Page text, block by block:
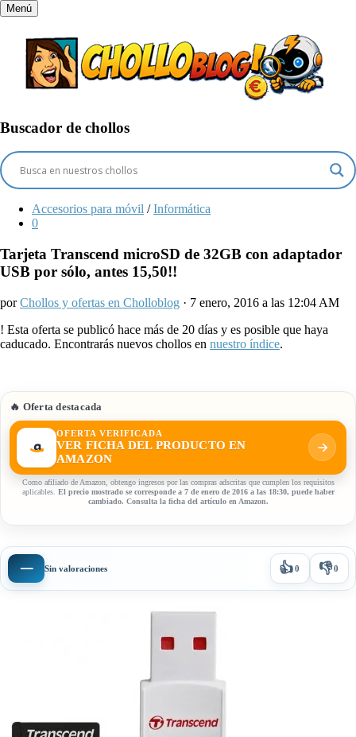
Menú
Buscador de chollos
Accesorios para móvil / Informática
0
Tarjeta Transcend microSD de 32GB con adaptador
USB por sólo, antes 15,50!!
porChollos y ofertas en Cholloblog · 7 enero, 2016 a las 12:04 AM
! Esta oferta se publicó hace más de 20 días y es posible que haya
caducado. Encontrarás nuevos chollos en nuestro índice.
🔥 Oferta destacada
OFERTA VERIFICADA
VER FICHA DEL PRODUCTO EN
AMAZON
Como afiliado de Amazon, obtengo ingresos por las compras adscritas que cumplen los requisitos
aplicables. El precio mostrado se corresponde a 7 de enero de 2016 a las 18:30, puede haber
cambiado. Consulta la ficha del artículo en Amazon.
— Sin valoraciones 👍0 👎0